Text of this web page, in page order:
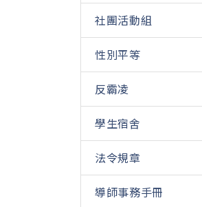
社團活動組
性別平等
反霸凌
學生宿舍
法令規章
導師事務手冊